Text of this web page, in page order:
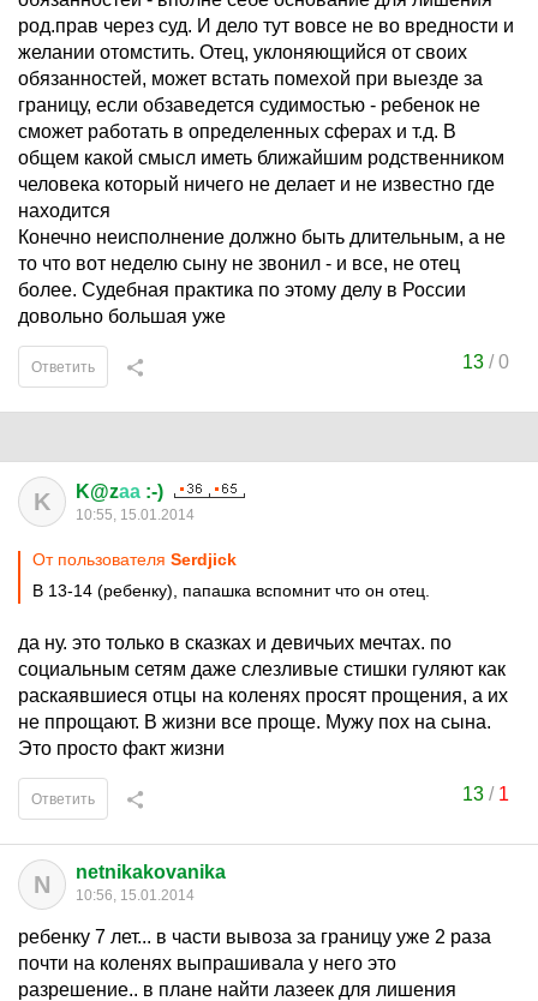
род.прав через суд. И дело тут вовсе не во вредности и
желании отомстить. Отец, уклоняющийся от своих
обязанностей, может встать помехой при выезде за
границу, если обзаведется судимостью - ребенок не
сможет работать в определенных сферах и т.д. В
общем какой смысл иметь ближайшим родственником
человека который ничего не делает и не известно где
находится
Конечно неисполнение должно быть длительным, а не
то что вот неделю сыну не звонил - и все, не отец
более. Судебная практика по этому делу в России
довольно большая уже
13 /0
Ответить
K K@zаа :-)
10:55, 15.01.2014
От пользователя Serdjick
В 13-14 (ребенку), папашка вспомнит что он отец.
да ну. это только в сказках и девичьих мечтах. по
социальным сетям даже слезливые стишки гуляют как
раскаявшиеся отцы на коленях просят прощения, а их
не ппрощают. В жизни все проще. Мужу пох на сына.
Это просто факт жизни
13 / 1
Ответить
N netnikakovanika
10:56, 15.01.2014
ребенку 7 лет... в части вывоза за границу уже 2 раза
почти на коленях выпрашивала у него это
разрешение.. в плане найти лазеек для лишения